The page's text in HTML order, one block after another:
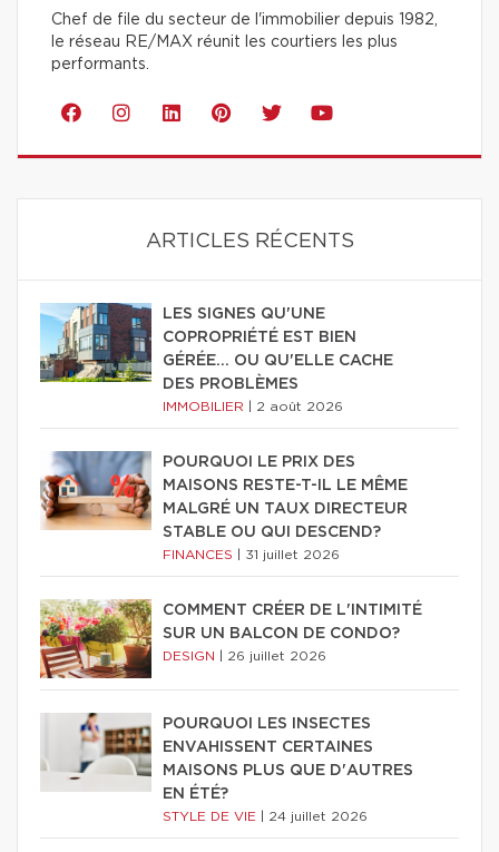
Chef de file du secteur de l'immobilier depuis 1982,
le réseau RE/MAX réunit les courtiers les plus
performants.
ARTICLES RÉCENTS
LES SIGNES QU'UNE
COPROPRIÉTÉ EST BIEN
GÉRÉE… OU QU'ELLE CACHE
DES PROBLÈMES
IMMOBILIER 2 août 2026
POURQUOI LE PRIX DES
MAISONS RESTE-T-IL LE MÊME
MALGRÉ UN TAUX DIRECTEUR
STABLE OU QUI DESCEND?
FINANCES 31 juillet 2026
COMMENT CRÉER DE L'INTIMITÉ
SUR UN BALCON DE CONDO?
DESIGN 26 juillet 2026
POURQUOI LES INSECTES
ENVAHISSENT CERTAINES
MAISONS PLUS QUE D'AUTRES
EN ÉTÉ?
STYLE DE VIE 24 juillet 2026